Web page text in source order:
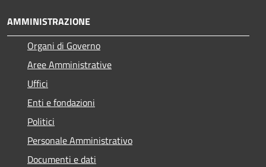
AMMINISTRAZIONE
Organi di Governo
Aree Amministrative
Uffici
Enti e fondazioni
Politici
Personale Amministrativo
Documenti e dati